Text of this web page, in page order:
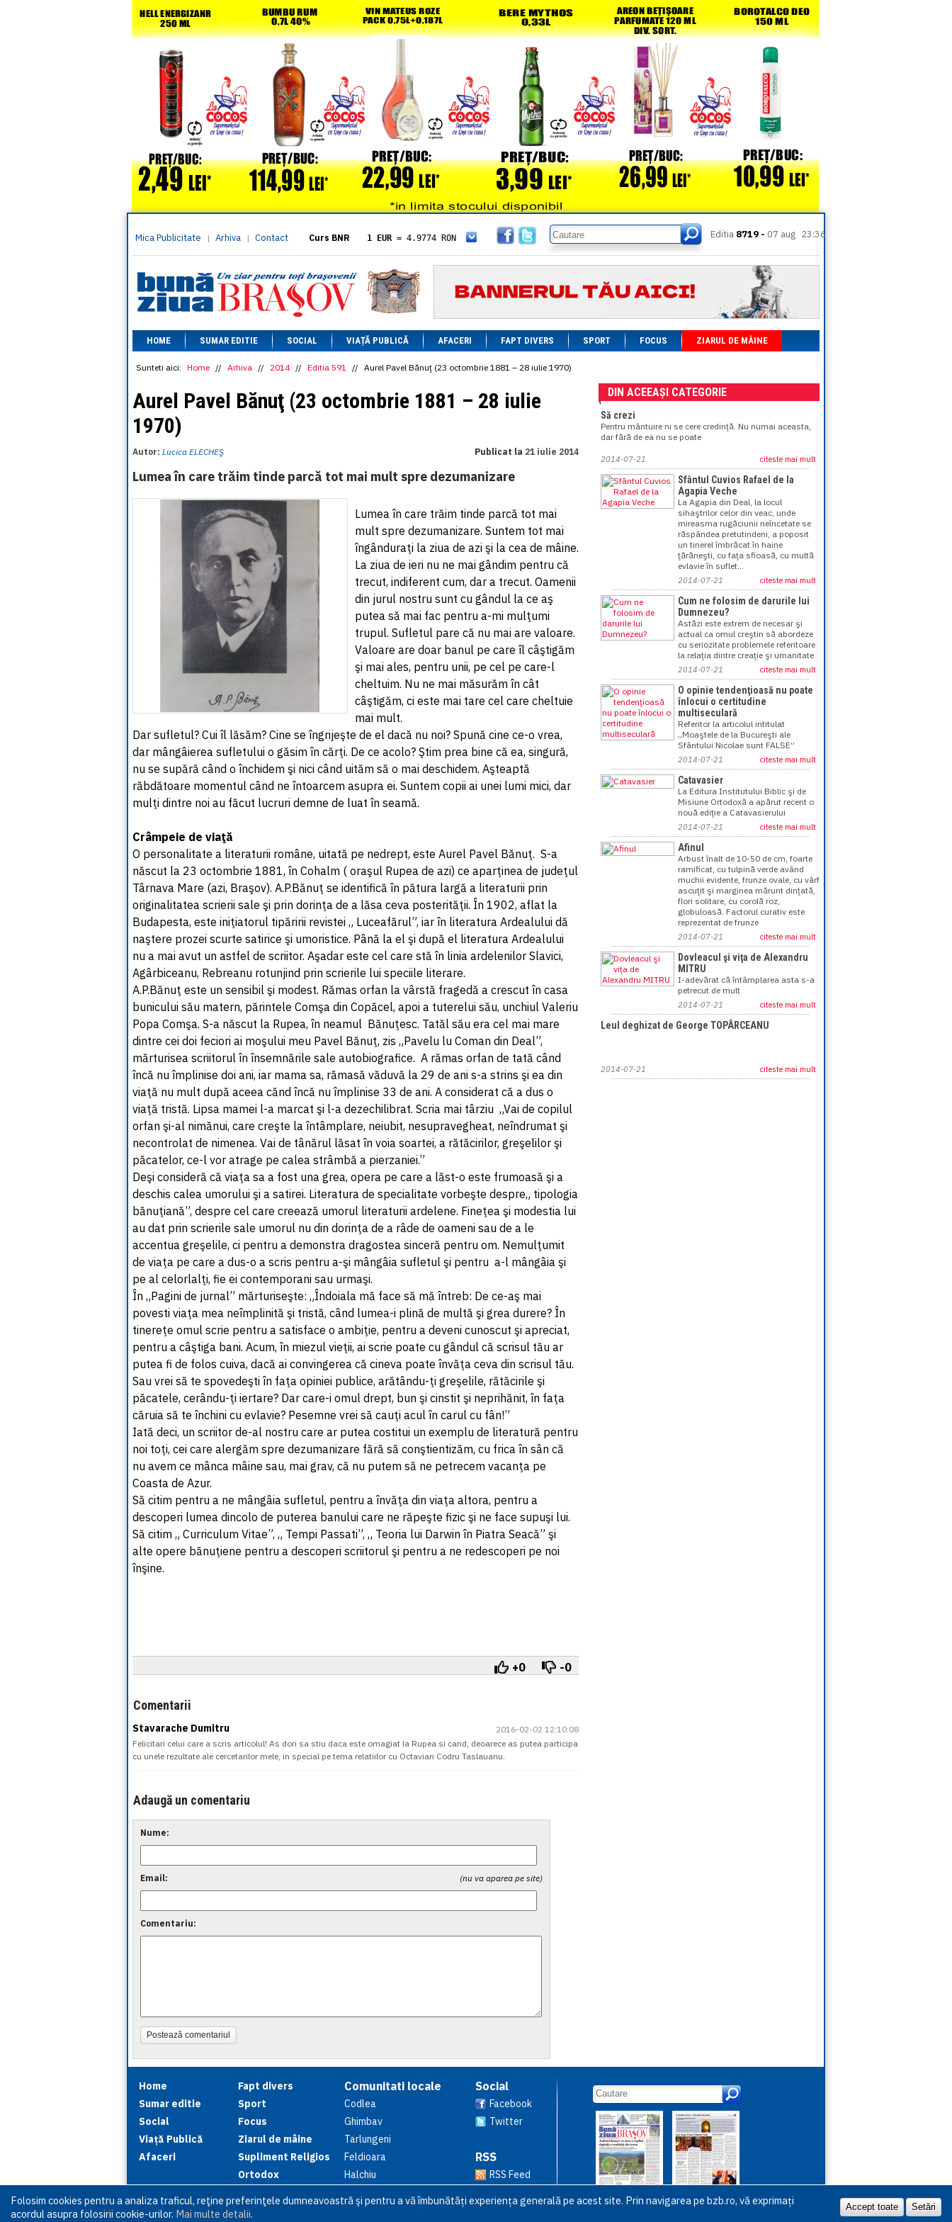
Mica Publicitate | Arhiva | Contact Curs BNR 1 EUR = 4.9774 RON
= 5.8304 RON
1 XAU= 464.4611 RON
1 AED= 1.1933 RON
1 AUD= 2.7957 RON
1 BGN= 2.5449 RON
1 CAD= 3.1559 RON
1 CHF= 5.2813 RON
1 CNY= 0.6015 RON
1 DKK
= 0.6668 RON
1 EGP = 0.0860 RON
1 MXN= 0.2227 RON
1 PLN = 1.1646 RON
1 RSD= 0.0425 RON
1 RUB= 0.0530 RON
1 SEK
= 0.4526 RON
1 TRY = 0.1141 RON
1 UAH= 0.1048 RON
1 XDR= 5.9383 RON
1 ZAR
Editia 8719 - 07 aug 23:36
HOME SUMAR EDITIE SOCIAL VIAȚĂ PUBLICĂ AFACERI FAPT DIVERS SPORT FOCUS ZIARUL DE MÂINE
Sunteti aici: Home // Arhiva // 2014 // Editia 591 // Aurel Pavel Bănuţ (23 octombrie 1881 – 28 iulie 1970)
Aurel Pavel Bănuţ (23 octombrie 1881 – 28 iulie
1970)
Autor: Lucica ELECHEŞ Publicat la 21 iulie 2014
Lumea în care trăim tinde parcă tot mai mult spre dezumanizare
Lumea în care trăim tinde parcă tot mai
mult spre dezumanizare. Suntem tot mai
îngânduraţi la ziua de azi şi la cea de mâine.
La ziua de ieri nu ne mai gândim pentru că
trecut, indiferent cum, dar a trecut. Oamenii
din jurul nostru sunt cu gândul la ce aş
putea să mai fac pentru a-mi mulţumi
trupul. Sufletul pare că nu mai are valoare.
Valoare are doar banul pe care îl câştigăm
şi mai ales, pentru unii, pe cel pe care-l
cheltuim. Nu ne mai măsurăm în cât
câştigăm, ci este mai tare cel care cheltuie
mai mult.
Dar sufletul? Cui îl lăsăm? Cine se îngrijeşte de el dacă nu noi? Spună cine ce-o vrea,
dar mângâierea sufletului o găsim în cărţi. De ce acolo? Ştim prea bine că ea, singură,
nu se supără când o închidem şi nici când uităm să o mai deschidem. Aşteaptă
răbdătoare momentul când ne întoarcem asupra ei. Suntem copii ai unei lumi mici, dar
mulţi dintre noi au făcut lucruri demne de luat în seamă.
Crâmpeie de viaţă
O personalitate a literaturii române, uitată pe nedrept, este Aurel Pavel Bănuţ. S-a
născut la 23 octombrie 1881, în Cohalm ( oraşul Rupea de azi) ce aparţinea de judeţul
Târnava Mare (azi, Braşov). A.P.Bănuţ se identifică în pătura largă a literaturii prin
originalitatea scrierii sale şi prin dorinţa de a lăsa ceva posterităţii. În 1902, aflat la
Budapesta, este iniţiatorul tipăririi revistei „ Luceafărul”, iar în literatura Ardealului dă
naştere prozei scurte satirice şi umoristice. Până la el şi după el literatura Ardealului
nu a mai avut un astfel de scriitor. Aşadar este cel care stă în linia ardelenilor Slavici,
Agârbiceanu, Rebreanu rotunjind prin scrierile lui speciile literare.
A.P.Bănuţ este un sensibil şi modest. Rămas orfan la vârstă fragedă a crescut în casa
bunicului său matern, părintele Comşa din Copăcel, apoi a tuterelui său, unchiul Valeriu
Popa Comşa. S-a născut la Rupea, în neamul Bănuţesc. Tatăl său era cel mai mare
dintre cei doi feciori ai moşului meu Pavel Bănuţ, zis „Pavelu lu Coman din Deal”,
mărturisea scriitorul în însemnările sale autobiografice. A rămas orfan de tată când
încă nu împlinise doi ani, iar mama sa, rămasă văduvă la 29 de ani s-a strins şi ea din
viaţă nu mult după aceea cănd încă nu împlinise 33 de ani. A considerat că a dus o
viaţă tristă. Lipsa mamei l-a marcat şi l-a dezechilibrat. Scria mai târziu „Vai de copilul
orfan şi-al nimănui, care creşte la întâmplare, neiubit, nesupravegheat, neîndrumat şi
necontrolat de nimenea. Vai de tânărul lăsat în voia soartei, a rătăcirilor, greşelilor şi
păcatelor, ce-l vor atrage pe calea strâmbă a pierzaniei.”
Deşi consideră că viaţa sa a fost una grea, opera pe care a lăst-o este frumoasă şi a
deschis calea umorului şi a satirei. Literatura de specialitate vorbeşte despre„ tipologia
bănuţiană”, despre cel care creează umorul literaturii ardelene. Fineţea şi modestia lui
au dat prin scrierile sale umorul nu din dorinţa de a râde de oameni sau de a le
accentua greşelile, ci pentru a demonstra dragostea sinceră pentru om. Nemulţumit
de viaţa pe care a dus-o a scris pentru a-şi mângâia sufletul şi pentru a-l mângâia şi
pe al celorlalţi, fie ei contemporani sau urmaşi.
În „Pagini de jurnal” mărturiseşte: „Îndoiala mă face să mă întreb: De ce-aş mai
povesti viaţa mea neîmplinită şi tristă, când lumea-i plină de multă şi grea durere? În
tinereţe omul scrie pentru a satisface o ambiţie, pentru a deveni cunoscut şi apreciat,
pentru a câştiga bani. Acum, în miezul vieţii, ai scrie poate cu gândul că scrisul tău ar
putea fi de folos cuiva, dacă ai convingerea că cineva poate învăţa ceva din scrisul tău.
Sau vrei să te spovedeşti în faţa opiniei publice, arătându-ţi greşelile, rătăcirile şi
păcatele, cerându-ţi iertare? Dar care-i omul drept, bun şi cinstit şi neprihănit, în faţa
căruia să te închini cu evlavie? Pesemne vrei să cauţi acul în carul cu fân!”
Iată deci, un scriitor de-al nostru care ar putea costitui un exemplu de literatură pentru
noi toţi, cei care alergăm spre dezumanizare fără să conştientizăm, cu frica în sân că
nu avem ce mânca mâine sau, mai grav, că nu putem să ne petrecem vacanţa pe
Coasta de Azur.
Să citim pentru a ne mângâia sufletul, pentru a învăţa din viaţa altora, pentru a
descoperi lumea dincolo de puterea banului care ne răpeşte fizic şi ne face supuşi lui.
Să citim „ Curriculum Vitae”, „ Tempi Passati”, „ Teoria lui Darwin în Piatra Seacă” şi
alte opere bănuţiene pentru a descoperi scriitorul şi pentru a ne redescoperi pe noi
înşine.
+0 -0
Comentarii
Stavarache Dumitru
2016-02-02 12:10:08
Felicitari celui care a scris articolul! As dori sa stiu daca este omagiat la Rupea si cand, deoarece as putea participa
cu unele rezultate ale cercetarilor mele, in special pe tema relatiilor cu Octavian Codru Taslauanu.
Adaugă un comentariu
Nume:
(nu va aparea pe site)
Email:
Comentariu:
Postează comentariul
DIN ACEEAȘI CATEGORIE
Să crezi
Pentru mântuire ni se cere credinţă. Nu numai aceasta,
dar fără de ea nu se poate
2014-07-21 citeste mai mult
Sfântul Cuvios Rafael de la
Agapia Veche
La Agapia din Deal, la locul
sihaştrilor celor din veac, unde
mireasma rugăciunii neîncetate se
răspândea pretutindeni, a poposit
un tinerel îmbrăcat în haine
ţărăneşti, cu faţa sfioasă, cu multă
evlavie în suflet...
2014-07-21 citeste mai mult
Cum ne folosim de darurile lui
Dumnezeu?
Astăzi este extrem de necesar şi
actual ca omul creştin să abordeze
cu seriozitate problemele referitoare
la relaţia dintre creaţie şi umanitate
2014-07-21 citeste mai mult
O opinie tendenţioasă nu poate
înlocui o certitudine
multiseculară
Referitor la articolul intitulat
„Moaştele de la Bucureşti ale
Sfântului Nicolae sunt FALSE”
2014-07-21 citeste mai mult
Catavasier
La Editura Institutului Biblic şi de
Misiune Ortodoxă a apărut recent o
nouă ediţie a Catavasierului
2014-07-21 citeste mai mult
Afinul
Arbust înalt de 10-50 de cm, foarte
ramificat, cu tulpină verde având
muchii evidente, frunze ovale, cu vârf
ascuţit şi marginea mărunt dinţată,
flori solitare, cu corolă roz,
globuloasă. Factorul curativ este
reprezentat de frunze
2014-07-21 citeste mai mult
Dovleacul şi viţa de Alexandru
MITRU
I-adevărat că întâmplarea asta s-a
petrecut de mult
2014-07-21 citeste mai mult
Leul deghizat de George TOPÂRCEANU
2014-07-21 citeste mai mult
Home
Sumar editie
Social
Viață Publică
Afaceri
Fapt divers
Sport
Focus
Ziarul de mâine
Supliment Religios
Ortodox
Comunitati locale
Codlea
Ghimbav
Tarlungeni
Feldioara
Halchiu
Social
Facebook
Twitter
RSS
RSS Feed
Folosim cookies pentru a analiza traficul, reţine preferinţele dumneavoastră şi pentru a vă îmbunătăți experiența generală pe acest site. Prin navigarea pe bzb.ro, vă exprimați
acordul asupra folosirii cookie-urilor. Mai multe detalii.
Accept toate Setări